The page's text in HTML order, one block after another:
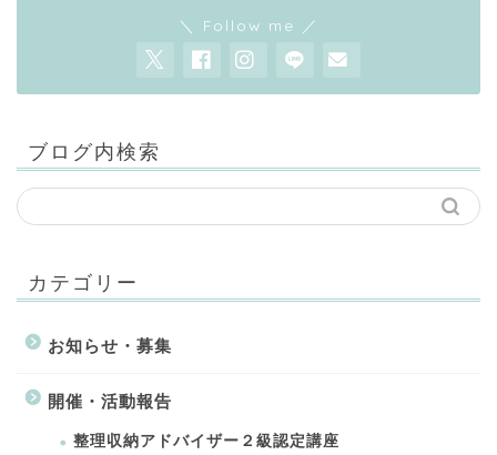
＼ Follow me ／
ブログ内検索
カテゴリー
お知らせ・募集
開催・活動報告
整理収納アドバイザー２級認定講座